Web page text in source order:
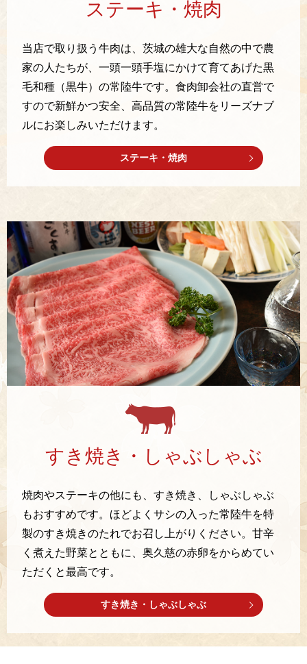
ステーキ・焼肉
当店で取り扱う牛肉は、茨城の雄大な自然の中で農
家の人たちが、一頭一頭手塩にかけて育てあげた黒
毛和種（黒牛）の常陸牛です。食肉卸会社の直営で
すので新鮮かつ安全、高品質の常陸牛をリーズナブ
ルにお楽しみいただけます。
ステーキ・焼肉
すき焼き・しゃぶしゃぶ
焼肉やステーキの他にも、すき焼き、しゃぶしゃぶ
もおすすめです。ほどよくサシの入った常陸牛を特
製のすき焼きのたれでお召し上がりください。甘辛
く煮えた野菜とともに、奥久慈の赤卵をからめてい
ただくと最高です。
すき焼き・しゃぶしゃぶ